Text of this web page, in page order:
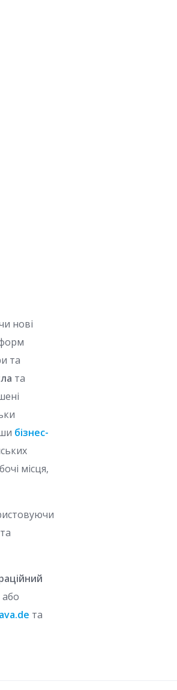
нові
та
та
бізнес-
місця,
або
та